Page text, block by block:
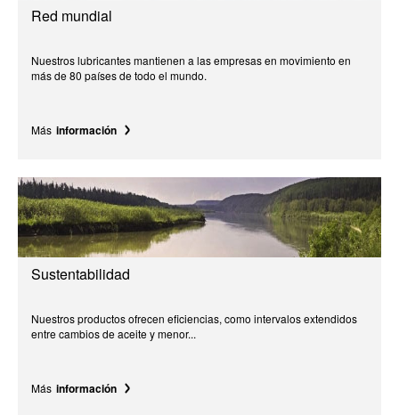
Red mundial
Nuestros lubricantes mantienen a las empresas en movimiento en
más de 80 países de todo el mundo.
Más información
Sustentabilidad
Nuestros productos ofrecen eficiencias, como intervalos extendidos
entre cambios de aceite y menor...
Más información